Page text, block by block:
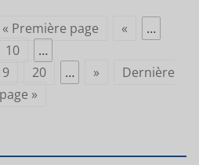
« Première page «
…
10
…
20 … »
Dernière
page »